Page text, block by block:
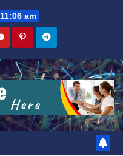
11:06 am